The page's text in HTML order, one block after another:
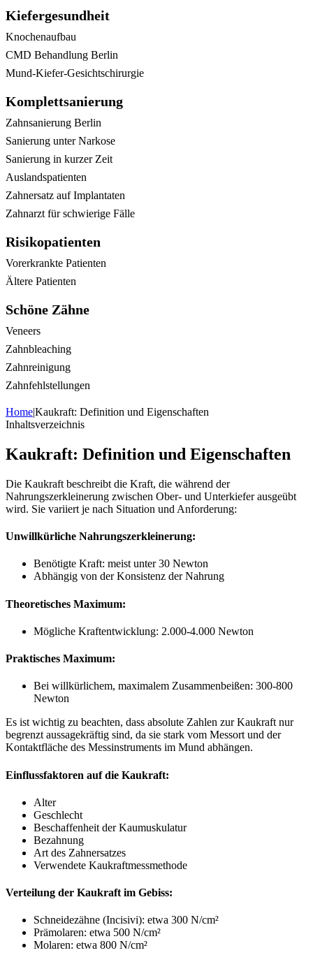
Kiefergesundheit
Knochenaufbau
CMD Behandlung Berlin
Mund-Kiefer-Gesichtschirurgie
Komplettsanierung
Zahnsanierung Berlin
Sanierung unter Narkose
Sanierung in kurzer Zeit
Auslandspatienten
Zahnersatz auf Implantaten
Zahnarzt für schwierige Fälle
Risikopatienten
Vorerkrankte Patienten
Ältere Patienten
Schöne Zähne
Veneers
Zahnbleaching
Zahnreinigung
Zahnfehlstellungen
Home|Kaukraft: Definition und Eigenschaften
Inhaltsverzeichnis
Kaukraft: Definition und Eigenschaften
Die Kaukraft beschreibt die Kraft, die während der
Nahrungszerkleinerung zwischen Ober- und Unterkiefer ausgeübt
wird. Sie variiert je nach Situation und Anforderung:
Unwillkürliche Nahrungszerkleinerung:
Benötigte Kraft: meist unter 30 Newton
Abhängig von der Konsistenz der Nahrung
Theoretisches Maximum:
Mögliche Kraftentwicklung: 2.000-4.000 Newton
Praktisches Maximum:
Bei willkürlichem, maximalem Zusammenbeißen: 300-800
Newton
Es ist wichtig zu beachten, dass absolute Zahlen zur Kaukraft nur
begrenzt aussagekräftig sind, da sie stark vom Messort und der
Kontaktfläche des Messinstruments im Mund abhängen.
Einflussfaktoren auf die Kaukraft:
Alter
Geschlecht
Beschaffenheit der Kaumuskulatur
Bezahnung
Art des Zahnersatzes
Verwendete Kaukraftmessmethode
Verteilung der Kaukraft im Gebiss:
Schneidezähne (Incisivi): etwa 300 N/cm²
Prämolaren: etwa 500 N/cm²
Molaren: etwa 800 N/cm²